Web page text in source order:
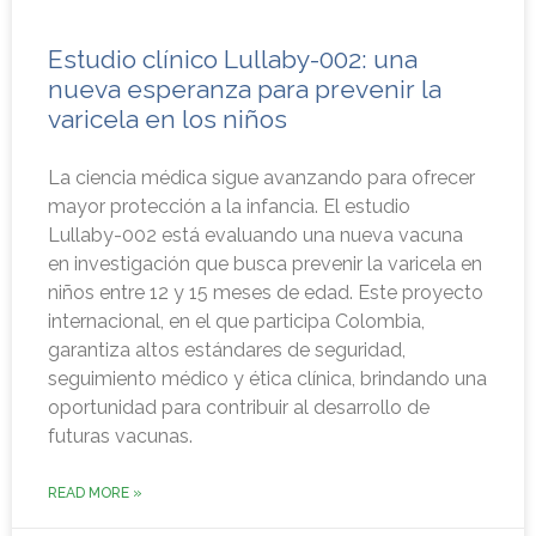
Estudio clínico Lullaby-002: una
nueva esperanza para prevenir la
varicela en los niños
La ciencia médica sigue avanzando para ofrecer
mayor protección a la infancia. El estudio
Lullaby-002 está evaluando una nueva vacuna
en investigación que busca prevenir la varicela en
niños entre 12 y 15 meses de edad. Este proyecto
internacional, en el que participa Colombia,
garantiza altos estándares de seguridad,
seguimiento médico y ética clínica, brindando una
oportunidad para contribuir al desarrollo de
futuras vacunas.
READ MORE »